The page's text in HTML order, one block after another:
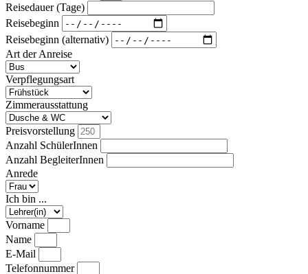
Reisedauer (Tage)
Reisebeginn
Reisebeginn (alternativ)
Art der Anreise
Verpflegungsart
Zimmerausstattung
Preisvorstellung
Anzahl SchülerInnen
Anzahl BegleiterInnen
Anrede
Ich bin ...
Vorname
Name
E-Mail
Telefonnummer